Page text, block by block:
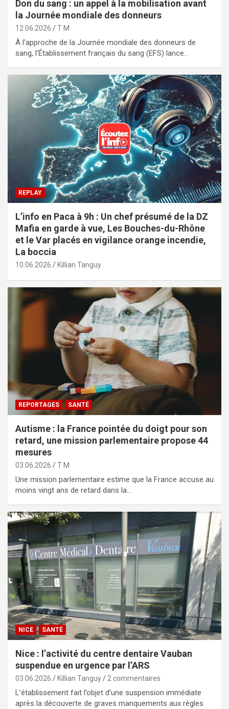
Don du sang : un appel à la mobilisation avant
la Journée mondiale des donneurs
12.06.2026 T M
À l’approche de la Journée mondiale des donneurs de
sang, l’Établissement français du sang (EFS) lance…
REPLAY
L’info en Paca à 9h : Un chef présumé de la DZ
Mafia en garde à vue, Les Bouches-du-Rhône
et le Var placés en vigilance orange incendie,
La boccia
10.06.2026 Killian Tanguy
REPORTAGES SANTÉ
Autisme : la France pointée du doigt pour son
retard, une mission parlementaire propose 44
mesures
03.06.2026 T M
Une mission parlementaire estime que la France accuse au
moins vingt ans de retard dans la…
NICE SANTÉ
Nice : l’activité du centre dentaire Vauban
suspendue en urgence par l’ARS
03.06.2026 Killian Tanguy 2 commentaires
L’établissement fait l’objet d’une suspension immédiate
après la découverte de graves manquements aux règles